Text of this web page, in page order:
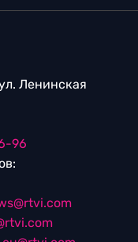
Ленинская
96